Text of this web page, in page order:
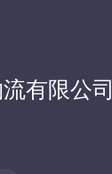
有限公司